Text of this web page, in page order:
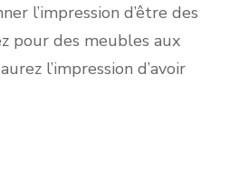
l’impression d’être des
pour des meubles aux
l’impression d’avoir